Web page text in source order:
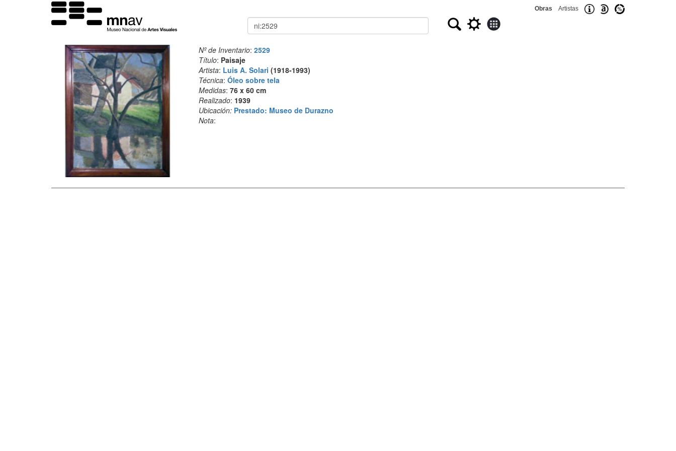
Obras Artistas
Buscar
Nº de Inventario: 2529
Título: Paisaje
Artista: Luis A. Solari (1918-1993)
Técnica: Óleo sobre tela
Medidas: 76 x 60 cm
Realizado: 1939
Ubicación: Prestado: Museo de Durazno
Nota: